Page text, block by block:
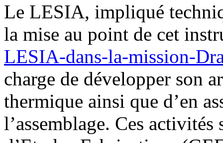
Le LESIA, impliqué
la mise au point de cet
LESIA-dans-la-mission-
charge de développer son
thermique ainsi que d’en
l’assemblage. Ces